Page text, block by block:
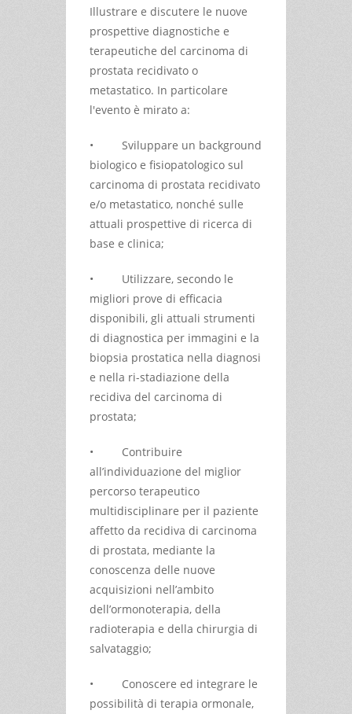
Illustrare e discutere le nuove
prospettive diagnostiche e
terapeutiche del carcinoma di
prostata recidivato o
metastatico. In particolare
l'evento è mirato a:
• Sviluppare un background
biologico e fisiopatologico sul
carcinoma di prostata recidivato
e/o metastatico, nonché sulle
attuali prospettive di ricerca di
base e clinica;
• Utilizzare, secondo le
migliori prove di efficacia
disponibili, gli attuali strumenti
di diagnostica per immagini e la
biopsia prostatica nella diagnosi
e nella ri-stadiazione della
recidiva del carcinoma di
prostata;
• Contribuire
all’individuazione del miglior
percorso terapeutico
multidisciplinare per il paziente
affetto da recidiva di carcinoma
di prostata, mediante la
conoscenza delle nuove
acquisizioni nell’ambito
dell’ormonoterapia, della
radioterapia e della chirurgia di
salvataggio;
• Conoscere ed integrare le
possibilità di terapia ormonale,